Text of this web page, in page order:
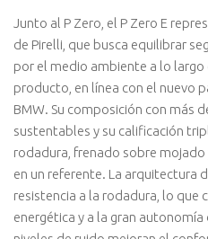
Junto al P Zero, el P Zero E
de Pirelli, que busca equilibrar
por el medio ambiente a lo
producto, en línea con el nuevo
BMW. Su composición con más
sustentables y su calificación
rodadura, frenado sobre
en un referente. La arquitectura
resistencia a la rodadura, lo que
energética y a la gran